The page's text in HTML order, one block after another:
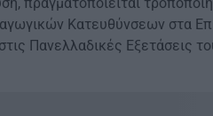
πραγματοποιείται
Κατευθύνσεων στα
Πανελλαδικές Εξετάσεις